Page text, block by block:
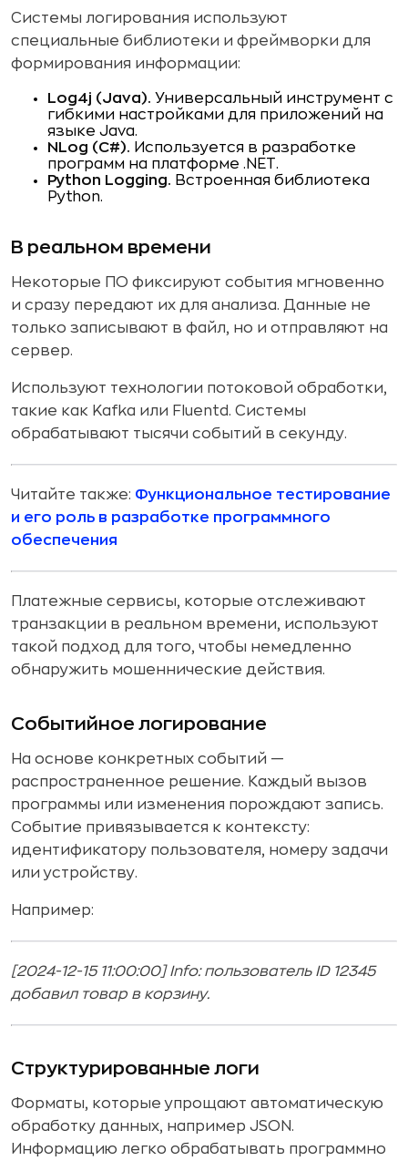
Системы логирования используют
специальные библиотеки и фреймворки для
формирования информации:
Log4j (Java). Универсальный инструмент с
гибкими настройками для приложений на
языке Java.
NLog (C#). Используется в разработке
программ на платформе .NET.
Python Logging. Встроенная библиотека
Python.
В реальном времени
Некоторые ПО фиксируют события мгновенно
и сразу передают их для анализа. Данные не
только записывают в файл, но и отправляют на
сервер.
Используют технологии потоковой обработки,
такие как Kafka или Fluentd. Системы
обрабатывают тысячи событий в секунду.
Читайте также: Функциональное тестирование
и его роль в разработке программного
обеспечения
Платежные сервисы, которые отслеживают
транзакции в реальном времени, используют
такой подход для того, чтобы немедленно
обнаружить мошеннические действия.
Событийное логирование
На основе конкретных событий —
распространенное решение. Каждый вызов
программы или изменения порождают запись.
Событие привязывается к контексту:
идентификатору пользователя, номеру задачи
или устройству.
Например:
[2024-12-15 11:00:00] Info: пользователь ID 12345
добавил товар в корзину.
Структурированные логи
Форматы, которые упрощают автоматическую
обработку данных, например JSON.
Информацию легко обрабатывать программно